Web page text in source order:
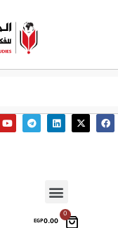
0
EGP0.00